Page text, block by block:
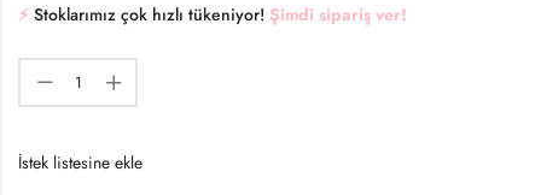
⚡️ Stoklarımız çok hızlı tükeniyor! Şimdi sipariş ver!
İstek listesine ekle